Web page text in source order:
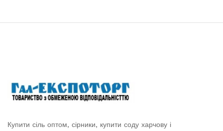
Купити сіль оптом, сірники, купити соду харчову і